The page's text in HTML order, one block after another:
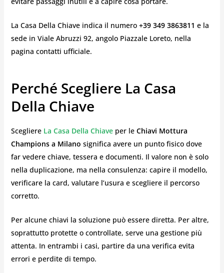
La Casa Della Chiave indica il numero +39 349 3863811 e la
sede in Viale Abruzzi 92, angolo Piazzale Loreto, nella
pagina contatti ufficiale.
Perché Scegliere La Casa
Della Chiave
Scegliere La Casa Della Chiaveper le Chiavi Mottura
Champions a Milano significa avere un punto fisico dove
far vedere chiave, tessera e documenti. Il valore non è solo
nella duplicazione, ma nella consulenza: capire il modello,
verificare la card, valutare l’usura e scegliere il percorso
corretto.
Per alcune chiavi la soluzione può essere diretta. Per altre,
soprattutto protette o controllate, serve una gestione più
attenta. In entrambi i casi, partire da una verifica evita
errori e perdite di tempo.